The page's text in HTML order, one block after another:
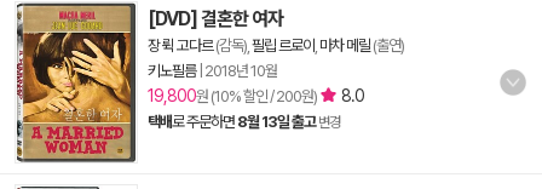
[DVD] 결혼한 여자
장 뤽 고다르(감독), 필립 르로이 마차 메릴 (출연)
키노필름| 2018년 10월
19,800원 (10% 할인 / 200원) 8.0
택배로 주문하면 8월 13일 출고 변경